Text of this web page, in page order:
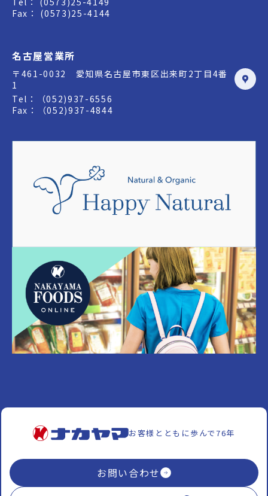
Fax： (0573)25-4144
名古屋営業所
〒461-0032 愛知県名古屋市東区出来町2丁目4番
1
Tel：（052)937-6556
Fax：（052)937-4844
お客様とともに歩んで76年
お問い合わせ